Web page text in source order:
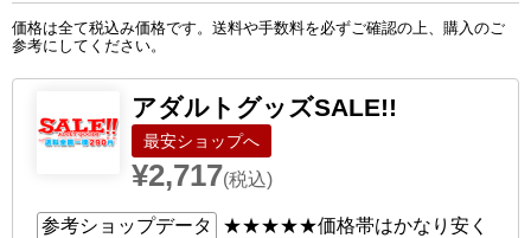
価格は全て税込み価格です。送料や手数料を必ずご確認の上、購入のご
参考にしてください。
アダルトグッズSALE!!
ショップへ
¥2,717(税込)
参考ショップデータ ★★★★★価格帯はかなり安く